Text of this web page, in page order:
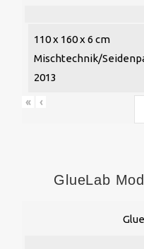
110 x 160 x 6 cm
Mischtechnik/
2013
« ‹
GlueLab